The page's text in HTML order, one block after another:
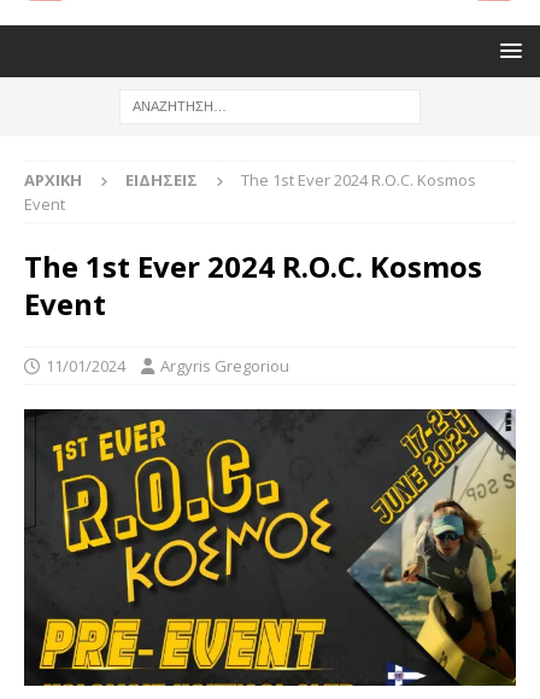
ΑΡΧΙΚΉ ΕΙΔΉΣΕΙΣ
The 1st Ever 2024 R.O.C. Kosmos
Event
The 1st Ever 2024 R.O.C. Kosmos
Event
11/01/2024 Argyris Gregoriou